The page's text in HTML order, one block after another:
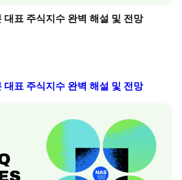
대표 주식지수 완벽 해설 및 전망
대표 주식지수 완벽 해설 및 전망